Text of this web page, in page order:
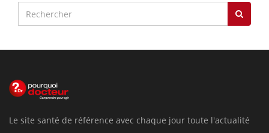
Le site santé de référence avec chaque jour toute l'actualité